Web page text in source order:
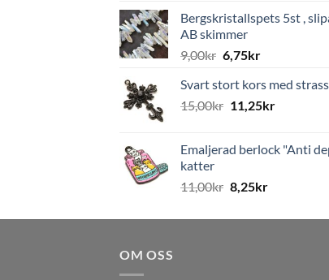
Bergskristallspets 5st ,
AB skimmer
9,00kr 6,75kr
Svart stort kors med strass
15,00kr 11,25kr
Emaljerad berlock "Anti
katter
11,00kr 8,25kr
OM OSS